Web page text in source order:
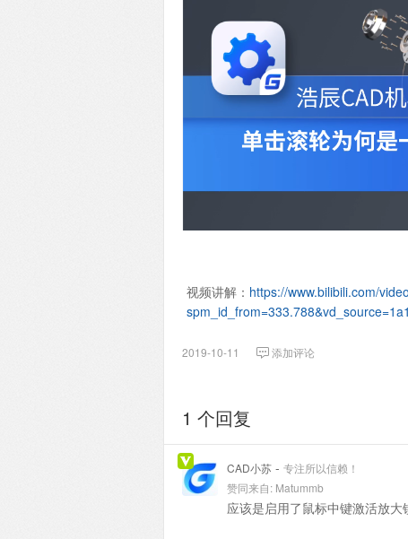
视频讲解： https://www.bilibili.com/
2019-10-11 添加评论
1 个回复
CAD小苏 - 专注所以信赖！
赞同来自: Matummb
应该是启用了鼠标中键激活放大